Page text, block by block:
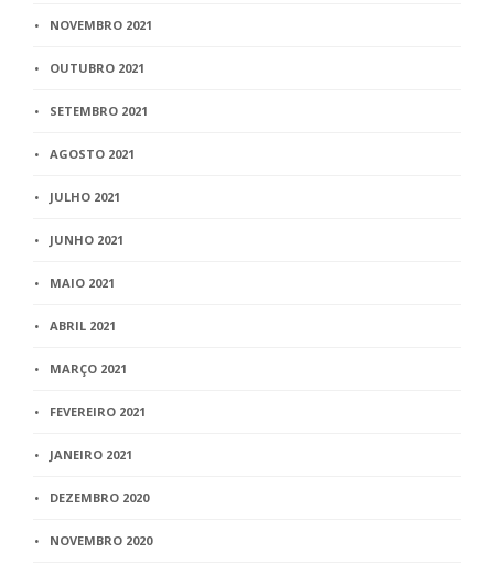
NOVEMBRO 2021
OUTUBRO 2021
SETEMBRO 2021
AGOSTO 2021
JULHO 2021
JUNHO 2021
MAIO 2021
ABRIL 2021
MARÇO 2021
FEVEREIRO 2021
JANEIRO 2021
DEZEMBRO 2020
NOVEMBRO 2020